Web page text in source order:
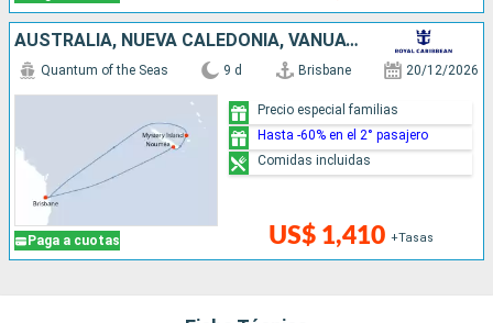
AUSTRALIA, NUEVA CALEDONIA, VANUATU
Paga a cuotas
Quantum of the Seas 9 d Brisbane 20/12/2026
US$ 1,410 +Tasas
Precio especial familias
Hasta -60% en el 2° pasajero
Comidas incluidas